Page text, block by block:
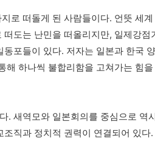
로 떠돌게 된 사람들이다. 언뜻 세계
도는 난민을 떠올리지만, 일제강점
포들이 있다. 저자는 일본과 한국
해 하나씩 불합리함을 고쳐가는 힘
. 새역모와 일본회의를 중심으로 역
직과 정치적 권력이 연결되어 있다